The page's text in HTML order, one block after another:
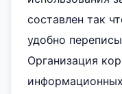
составлен так
удобно
Организация